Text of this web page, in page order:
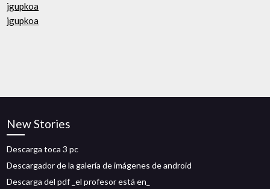
jgupkoa
jgupkoa
New Stories
Descarga toca 3 pc
Descargador de la galería de imágenes de android
Descarga del pdf _el profesor está en_